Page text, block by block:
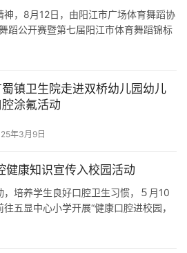
，8月12日，由阳江市广场体育舞蹈协
蹈公开赛暨第七届阳江市体育舞蹈锦标
蜀镇卫生院走进双桥幼儿园幼儿
腔涂氟活动
年3月9日
康知识宣传入校园活动
培养学生良好口腔卫生习惯，５月10
五显中心小学开展“健康口腔进校园，